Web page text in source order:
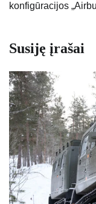
konfigūracijos
Susiję įrašai